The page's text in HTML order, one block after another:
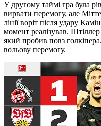
У другому таймі гра була
вирвати перемогу, але
лінії воріт після удару
момент реалізував.
який пробив повз
вольову перемогу.